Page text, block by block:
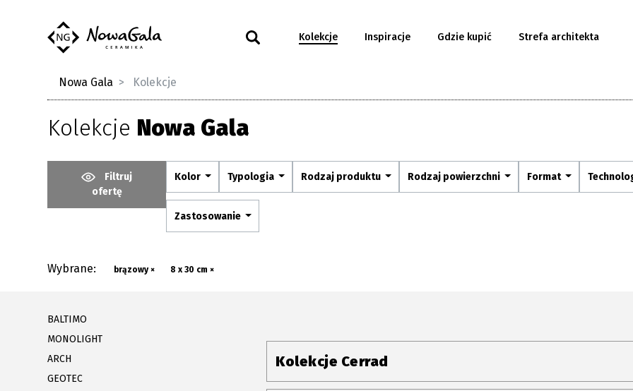
Kolekcje Inspiracje Gdzie kupić Strefa architekta
Nowa Gala Kolekcje
Kolekcje Nowa Gala
Filtruj
ofertę
Kolor Typologia Rodzaj produktu Rodzaj powierzchni Format
Zastosowanie
Wybrane: brązowy × 8 x 30 cm ×
BALTIMO
MONOLIGHT
ARCH
GEOTEC
Kolekcje Cerrad